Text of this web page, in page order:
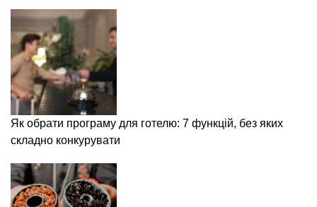
Як обрати програму для готелю: 7 функцій, без яких
складно конкурувати